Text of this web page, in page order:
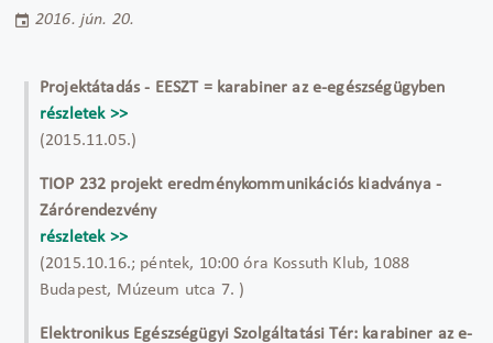
2016. jún. 20.
Projektátadás - EESZT = karabiner az e-egészségügyben
részletek >>
(2015.11.05.)
TIOP 232 projekt eredménykommunikációs kiadványa -
Zárórendezvény
részletek >>
(2015.10.16.; péntek, 10:00 óra Kossuth Klub, 1088
Budapest, Múzeum utca 7. )
Elektronikus Egészségügyi Szolgáltatási Tér: karabiner az e-